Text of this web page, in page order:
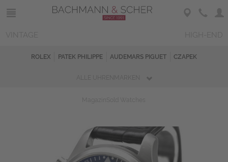
ROLEX PATEK PHILIPPE AUDEMARS PIGUET CZAPEK